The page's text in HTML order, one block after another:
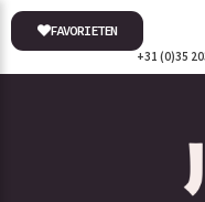
+31 (0)35
FAVORIETEN